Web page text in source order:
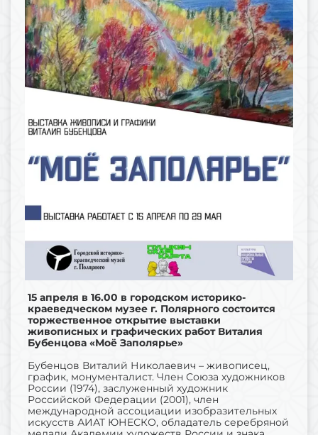
15 апреля в 16.00 в городском историко-
краеведческом музее г. Полярного состоится
торжественное открытие выставки
живописных и графических работ Виталия
Бубенцова «Моё Заполярье»
Бубенцов Виталий Николаевич – живописец,
график, монументалист. Член Союза художников
России (1974), заслуженный художник
Российской Федерации (2001), член
международной ассоциации изобразительных
искусств АИАТ ЮНЕСКО, обладатель серебряной